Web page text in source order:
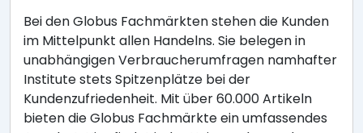
Bei den Globus Fachmärkten stehen die Kunden
im Mittelpunkt allen Handelns. Sie belegen in
unabhängigen Verbraucherumfragen namhafter
Institute stets Spitzenplätze bei der
Kundenzufriedenheit. Mit über 60.000 Artikeln
bieten die Globus Fachmärkte ein umfassendes